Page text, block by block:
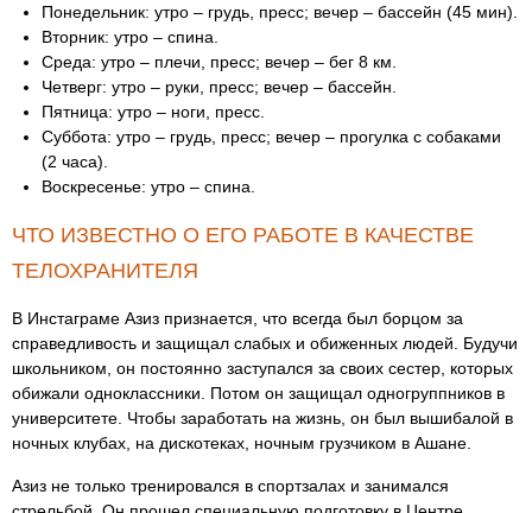
Понедельник: утро – грудь, пресс; вечер – бассейн (45 мин).
Вторник: утро – спина.
Среда: утро – плечи, пресс; вечер – бег 8 км.
Четверг: утро – руки, пресс; вечер – бассейн.
Пятница: утро – ноги, пресс.
Суббота: утро – грудь, пресс; вечер – прогулка с собаками
(2 часа).
Воскресенье: утро – спина.
ЧТО ИЗВЕСТНО О ЕГО РАБОТЕ В КАЧЕСТВЕ
ТЕЛОХРАНИТЕЛЯ
В Инстаграме Азиз признается, что всегда был борцом за
справедливость и защищал слабых и обиженных людей. Будучи
школьником, он постоянно заступался за своих сестер, которых
обижали одноклассники. Потом он защищал одногруппников в
университете. Чтобы заработать на жизнь, он был вышибалой в
ночных клубах, на дискотеках, ночным грузчиком в Ашане.
Азиз не только тренировался в спортзалах и занимался